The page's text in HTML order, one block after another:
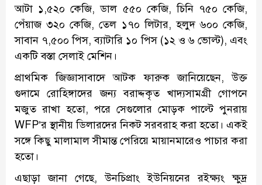
আটা ১,৫২০ কেজি, ডাল ৫৫০ কেজি, চিনি ৭৫০ কেজি,
পেঁয়াজ ৩২০ কেজি, তেল ১৭০ লিটার, হলুদ ৬০০ কেজি,
সাবান ৭,৫০০ পিস, ব্যাটারি ১০ পিস (১২ ও ৬ ভোল্ট), এবং
একটি বস্তা সেলাই মেশিন।
প্রাথমিক জিজ্ঞাসাবাদে আটক ফারুক জানিয়েছেন, উক্ত
গুদামে রোহিঙ্গাদের জন্য বরাদ্দকৃত খাদ্যসামগ্রী গোপনে
মজুত রাখা হতো, পরে সেগুলোর মোড়ক পাল্টে পুনরায়
WFP’র স্থানীয় ডিলারদের নিকট সরবরাহ করা হতো। একই
সঙ্গে কিছু মালামাল সীমান্ত পেরিয়ে মায়ানমারেও পাচার করা
হতো।
এছাড়া জানা গেছে, উনচিপ্রাং ইউনিয়নের রইক্ষ্যং ক্ষুদ্র